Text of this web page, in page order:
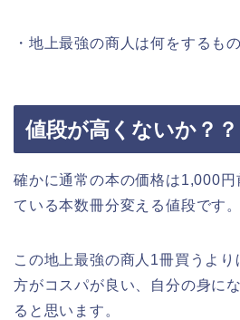
・地上最強の商人は何をするも
値段が高くないか？？
確かに通常の本の価格は1,000円
ている本数冊分変える値段です。
この地上最強の商人1冊買うよ
方がコスパが良い、自分の身に
ると思います。